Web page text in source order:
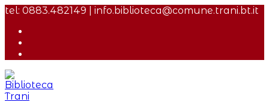
Salta
contenuto
tel: 0883.482149 | info.biblioteca@comune.trani.bt.it